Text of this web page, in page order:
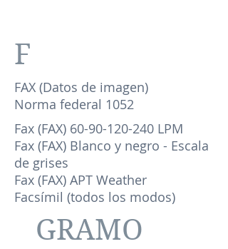
F
FAX (Datos de imagen)
Norma federal 1052
Fax (FAX) 60-90-120-240 LPM
Fax (FAX) Blanco y negro - Escala
de grises
Fax (FAX) APT Weather
Facsímil (todos los modos)
GRAMO